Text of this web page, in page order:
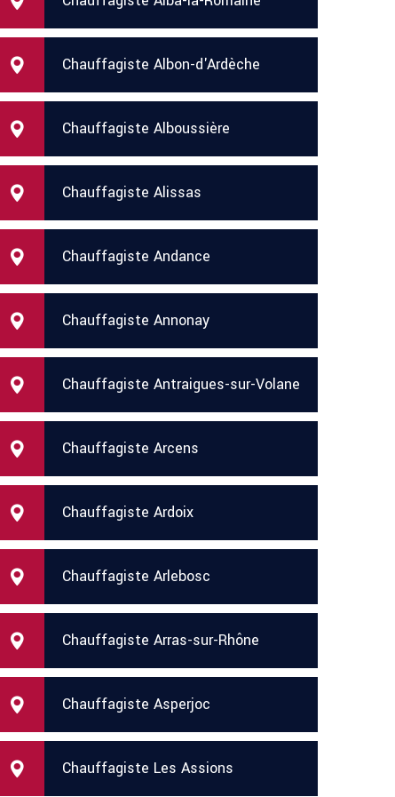
Chauffagiste Albon-d'Ardèche
Chauffagiste Alboussière
Chauffagiste Alissas
Chauffagiste Andance
Chauffagiste Annonay
Chauffagiste Antraigues-sur-Volane
Chauffagiste Arcens
Chauffagiste Ardoix
Chauffagiste Arlebosc
Chauffagiste Arras-sur-Rhône
Chauffagiste Asperjoc
Chauffagiste Les Assions